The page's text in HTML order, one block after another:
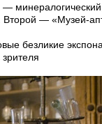
Второй — «Музей-
безликие